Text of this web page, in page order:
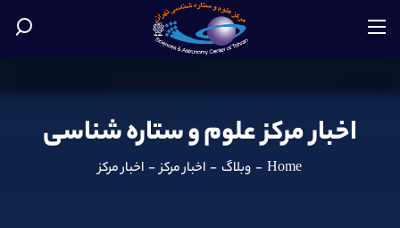
اخبار مرکز علوم و ستاره شناسی
Home
- وبلاگ - اخبار مرکز - اخبار مرکز